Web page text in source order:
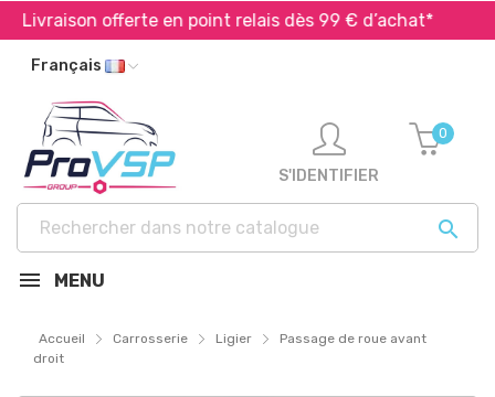
offerte en point relais dès 99 € d’achat*
Français

S'IDENTIFIER
0
MENU
Accueil Carrosserie Ligier
Passage de roue avant
droit